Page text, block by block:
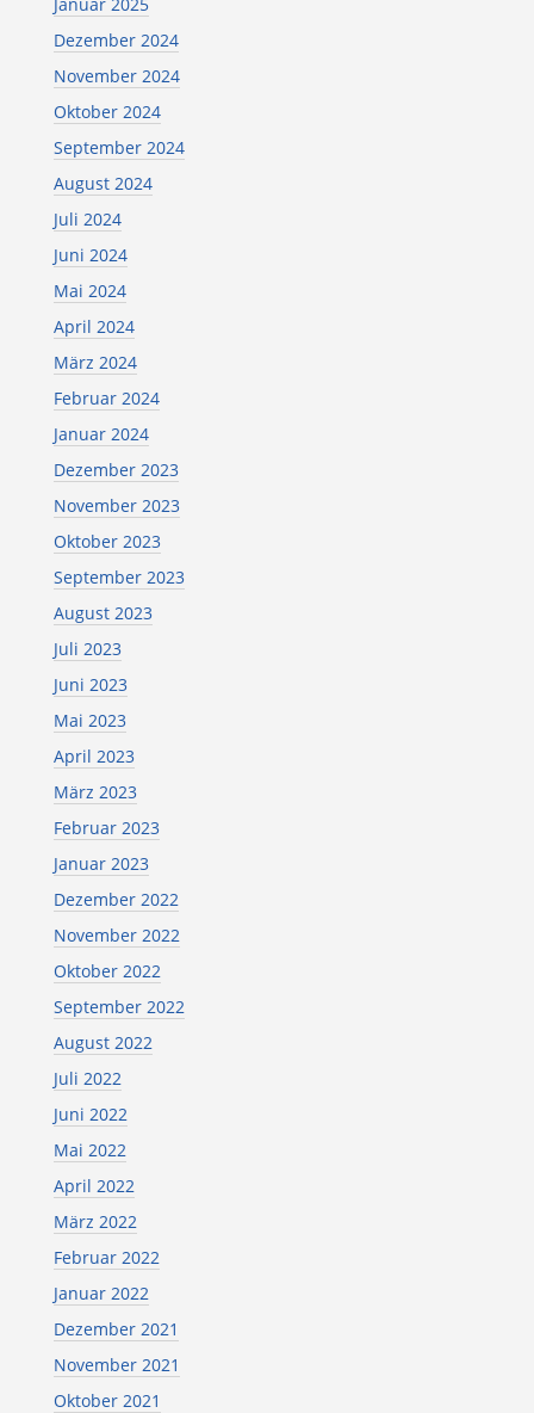
Dezember 2024
November 2024
Oktober 2024
September 2024
August 2024
Juli 2024
Juni 2024
Mai 2024
April 2024
März 2024
Februar 2024
Januar 2024
Dezember 2023
November 2023
Oktober 2023
September 2023
August 2023
Juli 2023
Juni 2023
Mai 2023
April 2023
März 2023
Februar 2023
Januar 2023
Dezember 2022
November 2022
Oktober 2022
September 2022
August 2022
Juli 2022
Juni 2022
Mai 2022
April 2022
März 2022
Februar 2022
Januar 2022
Dezember 2021
November 2021
Oktober 2021